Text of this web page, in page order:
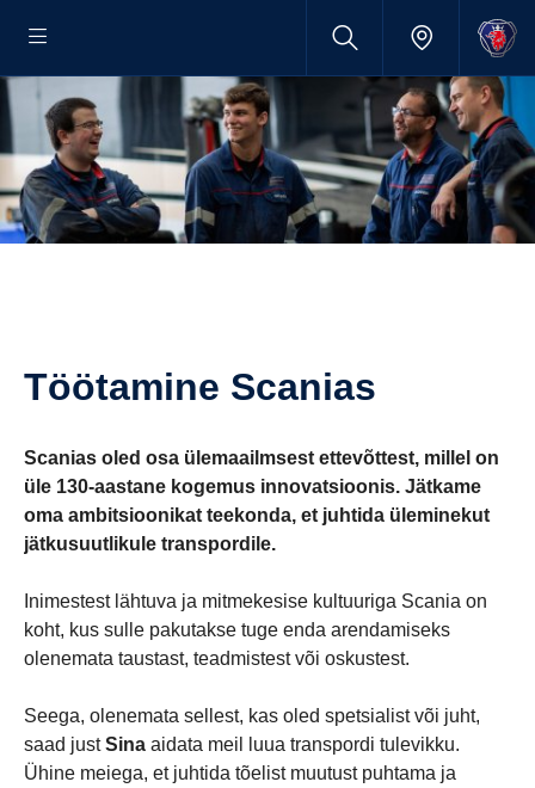
Töötamine Scanias
Scanias oled osa ülemaailmsest ettevõttest, millel on
üle 130-aastane kogemus innovatsioonis. Jätkame
oma ambitsioonikat teekonda, et juhtida üleminekut
jätkusuutlikule transpordile.
Inimestest lähtuva ja mitmekesise kultuuriga Scania on
koht, kus sulle pakutakse tuge enda arendamiseks
olenemata taustast, teadmistest või oskustest.
Seega, olenemata sellest, kas oled spetsialist või juht,
saad justSina aidata meil luua transpordi tulevikku.
Ühine meiega, et juhtida tõelist muutust puhtama ja